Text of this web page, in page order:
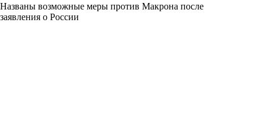
Названы возможные меры против Макрона после
заявления о России